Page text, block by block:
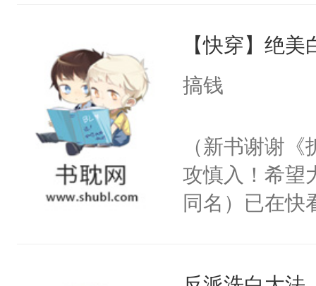
来，给老公
用力——为你
【快穿】绝
搞钱
（新书谢谢
攻慎入！希望
同名）已在快